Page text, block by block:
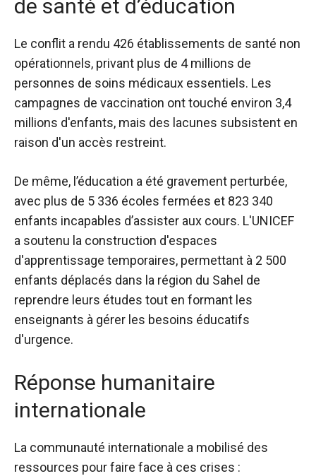
de santé et d’éducation
Le conflit a rendu 426 établissements de santé non
opérationnels, privant plus de 4 millions de
personnes de soins médicaux essentiels. Les
campagnes de vaccination ont touché environ 3,4
millions d'enfants, mais des lacunes subsistent en
raison d'un accès restreint.
De même, l’éducation a été gravement perturbée,
avec plus de 5 336 écoles fermées et 823 340
enfants incapables d’assister aux cours. L'UNICEF
a soutenu la construction d'espaces
d'apprentissage temporaires, permettant à 2 500
enfants déplacés dans la région du Sahel de
reprendre leurs études tout en formant les
enseignants à gérer les besoins éducatifs
d'urgence.
Réponse humanitaire
internationale
La communauté internationale a mobilisé des
ressources pour faire face à ces crises :